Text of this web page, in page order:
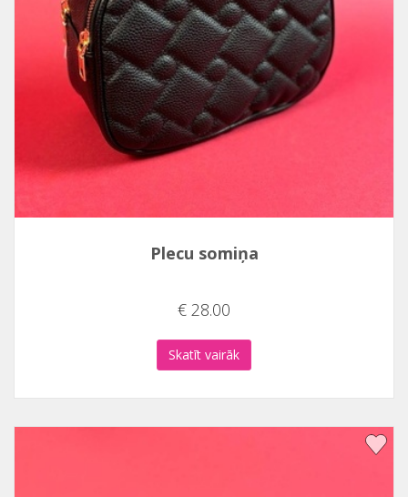
Plecu somiņa
€ 28.00
Skatīt vairāk